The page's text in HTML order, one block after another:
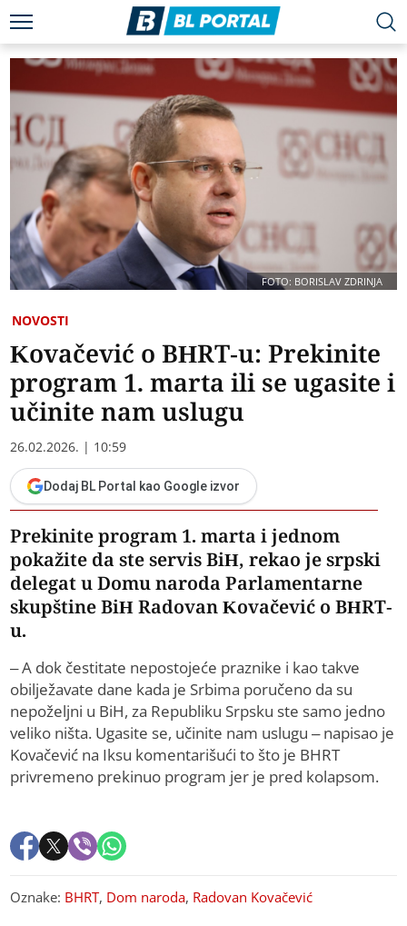
FOTO: BORISLAV ZDRINJA
NOVOSTI
Kovačević o BHRT-u: Prekinite
program 1. marta ili se ugasite i
učinite nam uslugu
26.02.2026. | 10:59
Dodaj BL Portal kao Google izvor
Prekinite program 1. marta i jednom
pokažite da ste servis BiH, rekao je srpski
delegat u Domu naroda Parlamentarne
skupštine BiH Radovan Kovačević o BHRT-
u.
– A dok čestitate nepostojeće praznike i kao takve
obilježavate dane kada je Srbima poručeno da su
nepoželjni u BiH, za Republiku Srpsku ste samo jedno
veliko ništa. Ugasite se, učinite nam uslugu – napisao je
Kovačević na Iksu komentarišući to što je BHRT
privremeno prekinuo program jer je pred kolapsom.
Oznake: BHRT, Dom naroda, Radovan Kovačević